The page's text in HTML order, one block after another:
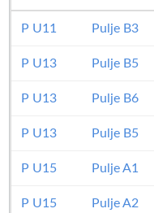
P U11 Pulje B3
P U13 Pulje B5
P U13 Pulje B6
P U13 Pulje B5
P U15 Pulje A1
P U15 Pulje A2